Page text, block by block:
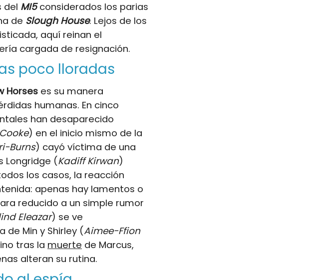
del MI5considerados los parias
de Slough House. Lejos de los
aquí reinan el
cargada de resignación.
poco lloradas
Horses es su manera
humanas. En cinco
han desaparecido
) en el inicio mismo de la
Burns) cayó víctima de una
Longridge (Kadiff Kirwan)
los casos, la reacción
apenas hay lamentos o
reducido a un simple rumor
Eleazar) se ve
Min y Shirley (Aimee-Ffion
tras la muerte de Marcus,
alteran su rutina.